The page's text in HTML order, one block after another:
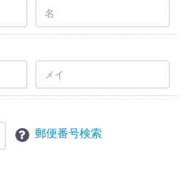
郵便番号検索